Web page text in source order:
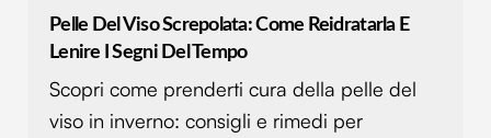
Pelle Del Viso Screpolata: Come Reidratarla E
Lenire I Segni Del Tempo
Scopri come prenderti cura della pelle del
viso in inverno: consigli e rimedi per